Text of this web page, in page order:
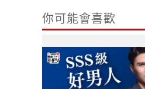
你可能會喜歡